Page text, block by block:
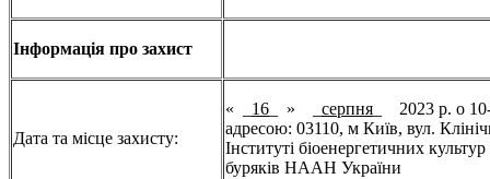
Інформація про захист
Дата та місце захисту:
« _ 16 _ » _ серпня _ 2023 р. о
адресою: 03110, м Київ, вул.
Інституті біоенергетичних
буряків НААН України